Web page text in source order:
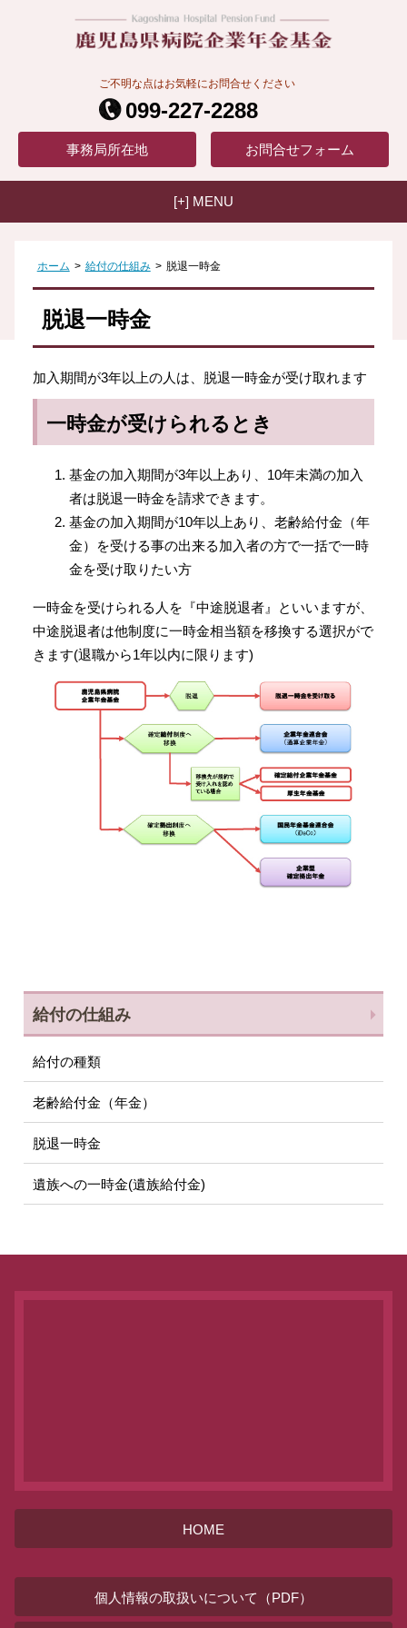
ご不明な点はお気軽にお問合せください
099-227-2288
事務局所在地 お問合せフォーム
[+] MENU
ホーム > 給付の仕組み > 脱退一時金
脱退一時金
加入期間が3年以上の人は、脱退一時金が受け取れます
一時金が受けられるとき
基金の加入期間が3年以上あり、10年未満の加入
者は脱退一時金を請求できます。
基金の加入期間が10年以上あり、老齢給付金（年
金）を受ける事の出来る加入者の方で一括で一時
金を受け取りたい方
一時金を受けられる人を『中途脱退者』といいますが、
中途脱退者は他制度に一時金相当額を移換する選択がで
きます(退職から1年以内に限ります)
給付の仕組み
給付の種類
老齢給付金（年金）
脱退一時金
遺族への一時金(遺族給付金)
HOME
個人情報の取扱いについて（PDF）